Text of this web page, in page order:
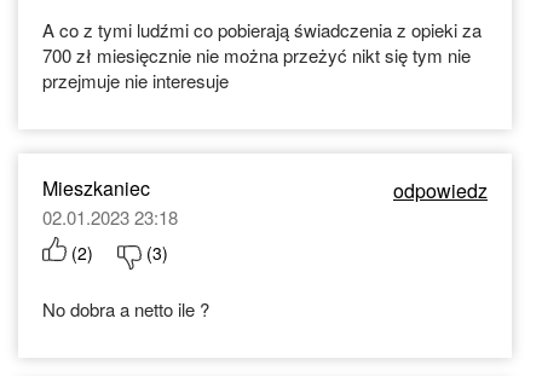
A co z tymi ludźmi co pobierają świadczenia z opieki za
700 zł miesięcznie nie można przeżyć nikt się tym nie
przejmuje nie interesuje
Mieszkaniec odpowiedz
02.01.2023 23:18
(2) (3)
No dobra a netto ile ?